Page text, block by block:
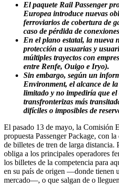
El paquete Rail Passenger
Europea introduce nuevas
ferroviarios de cobertura de
caso de pérdida de
En el plano estatal, la nueva
protección a usuarias y
múltiples trayectos con
entre Renfe, Ouigo e Iryo).
Sin embargo, según un
Environment, el alcance de
limitado y no impediría que el
transfronterizas más
difíciles o imposibles de
El pasado 13 de mayo, la Comisión
propuesta Passenger Package, con
de billetes de tren de larga distancia.
obliga a los principales operadores
los billetes de la competencia para
en su país de origen —donde tienen
mercado—, o que salgan de o